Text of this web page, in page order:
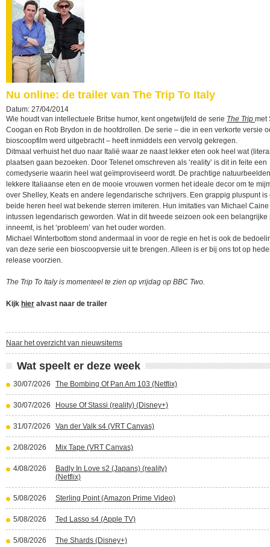
Nu online: de trailer van The Trip To Italy
Datum: 27/04/2014
Wie houdt van intellectuele Britse humor, kent ongetwijfeld de serie The Trip met
Coogan en Rob Brydon in de hoofdrollen. De serie – die in een verkorte versie
bioscoopfilm werd uitgebracht – heeft inmiddels een vervolg gekregen.
Ditmaal verhuist het duo naar Italië waar ze naast lekker eten ook heel wat
plaatsen gaan bezoeken. Door Telenet omschreven als ‘reality’ is dit in feite een
comedyserie waarin heel wat geïmproviseerd wordt. De prachtige
lekkere Italiaanse eten en de mooie vrouwen vormen het ideale decor om te
over Shelley, Keats en andere legendarische schrijvers. Een grappig pluspunt is
beide heren heel wat bekende sterren imiteren. Hun imitaties van Michael
intussen legendarisch geworden. Wat in dit tweede seizoen ook een belangrijke
inneemt, is het ‘probleem’ van het ouder worden.
Michael Winterbottom stond andermaal in voor de regie en het is ook de
van deze serie een bioscoopversie uit te brengen. Alleen is er bij ons tot op
release voorzien.
The Trip To Italy is momenteel te zien op vrijdag op BBC Two.
Kijk hier alvast naar de trailer
Naar het overzicht van nieuwsitems
Wat speelt er deze week
30/07/2026 The Bombing Of Pan Am 103 (Netflix)
30/07/2026 House Of Stassi (reality) (Disney+)
31/07/2026 Van der Valk s4 (VRT Canvas)
2/08/2026 Mix Tape (VRT Canvas)
4/08/2026
Badly In Love s2 (Japans) (reality)
(Netflix)
5/08/2026 Sterling Point (Amazon Prime Video)
5/08/2026 Ted Lasso s4 (Apple TV)
5/08/2026 The Shards (Disney+)